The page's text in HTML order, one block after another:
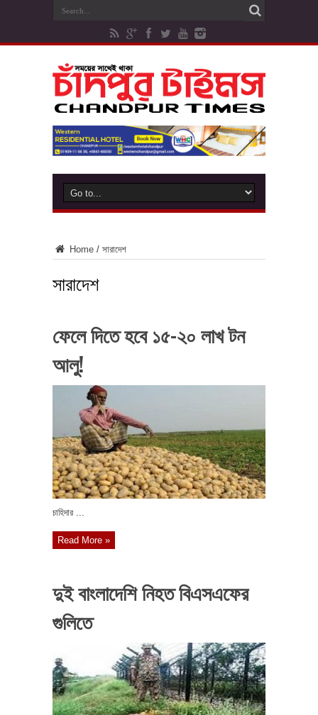
Home / সারাদেশ
সারাদেশ
ফেলে দিতে হবে ১৫-২০ লাখ টন
আলু!
চাহিদার ...
Read More »
দুই বাংলাদেশি নিহত বিএসএফের
গুলিতে